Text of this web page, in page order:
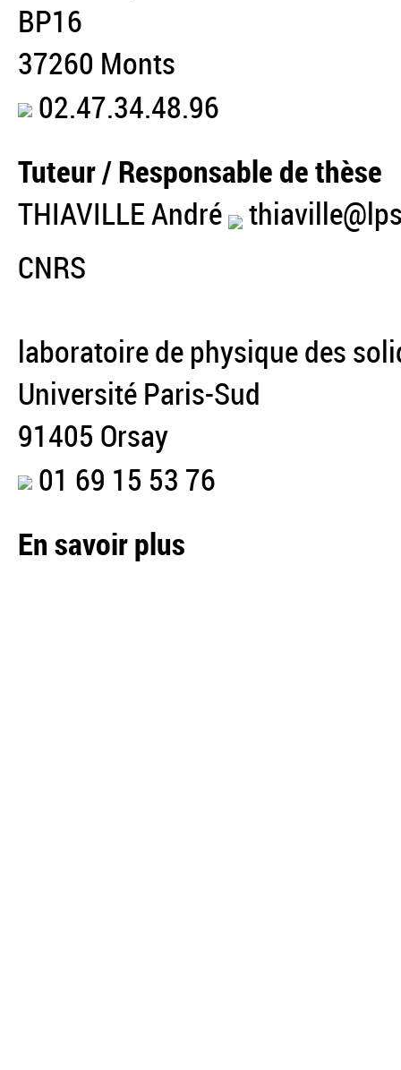
BP16
37260 Monts
02.47.34.48.96
Tuteur / Responsable de thèse
THIAVILLE André
CNRS
laboratoire de physique des
Université Paris-Sud
91405 Orsay
01 69 15 53 76
En savoir plus